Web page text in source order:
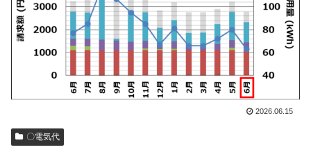
2026.06.15
〇電気代